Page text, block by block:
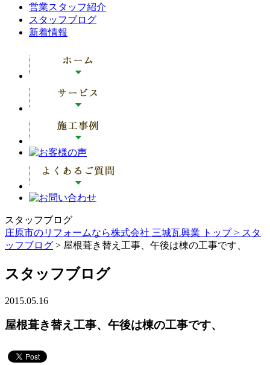
営業スタッフ紹介
スタッフブログ
新着情報
スタッフブログ
庄原市のリフォームなら株式会社 三城瓦興業 トップ > スタ
ッフブログ > 屋根葺き替え工事、午後は棟の工事です、
スタッフブログ
2015.05.16
屋根葺き替え工事、午後は棟の工事です、